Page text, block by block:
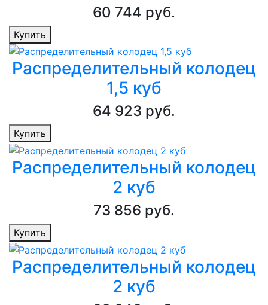
60 744 руб.
Купить
Распределительный колодец
1,5 куб
64 923 руб.
Купить
Распределительный колодец
2 куб
73 856 руб.
Купить
Распределительный колодец
2 куб